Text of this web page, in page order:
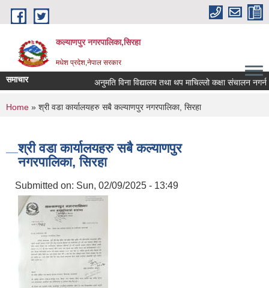
Skip to main content
कल्याणपुर नगरपालिका,सिरहा
मधेश प्रदेश,नेपाल सरकार
समाचार अनुमति विना विद्यालय तथा थप माचिल्लो कक्षा संचालन नगर्न
You are here
Home » श्री वडा कार्यालयहरु सबै कल्याणपुर नगरपालिका, सिरहा
श्री वडा कार्यालयहरु सबै कल्याणपुर
नगरपालिका, सिरहा
Submitted on: Sun, 02/09/2025 - 13:49